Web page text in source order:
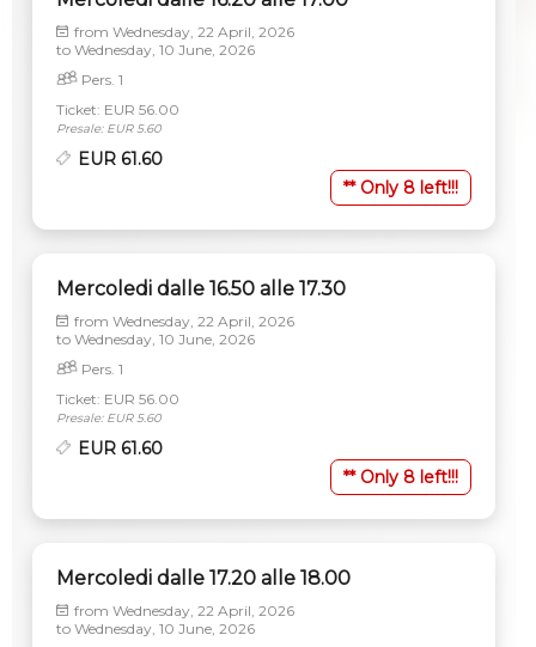
from Wednesday, 22 April, 2026
toWednesday, 10 June, 2026
Pers. 1
Ticket: EUR 56.00
Presale: EUR 5.60
EUR 61.60
** Only 8 left!!!
Mercoledi dalle 16.50 alle 17.30
from Wednesday, 22 April, 2026
toWednesday, 10 June, 2026
Pers. 1
Ticket: EUR 56.00
Presale: EUR 5.60
EUR 61.60
** Only 8 left!!!
Mercoledi dalle 17.20 alle 18.00
from Wednesday, 22 April, 2026
toWednesday, 10 June, 2026